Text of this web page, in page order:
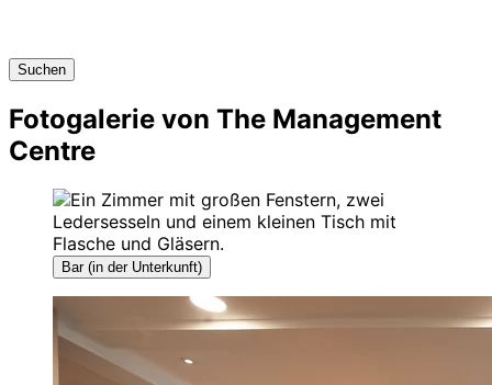
Suchen
Fotogalerie von The Management
Centre
Bar (in der Unterkunft)